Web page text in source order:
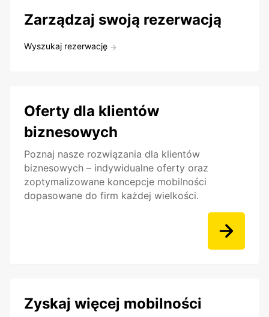
Zarządzaj swoją rezerwacją
Wyszukaj rezerwację
Oferty dla klientów
biznesowych
Poznaj nasze rozwiązania dla klientów
biznesowych – indywidualne oferty oraz
zoptymalizowane koncepcje mobilności
dopasowane do firm każdej wielkości.
Zyskaj więcej mobilności